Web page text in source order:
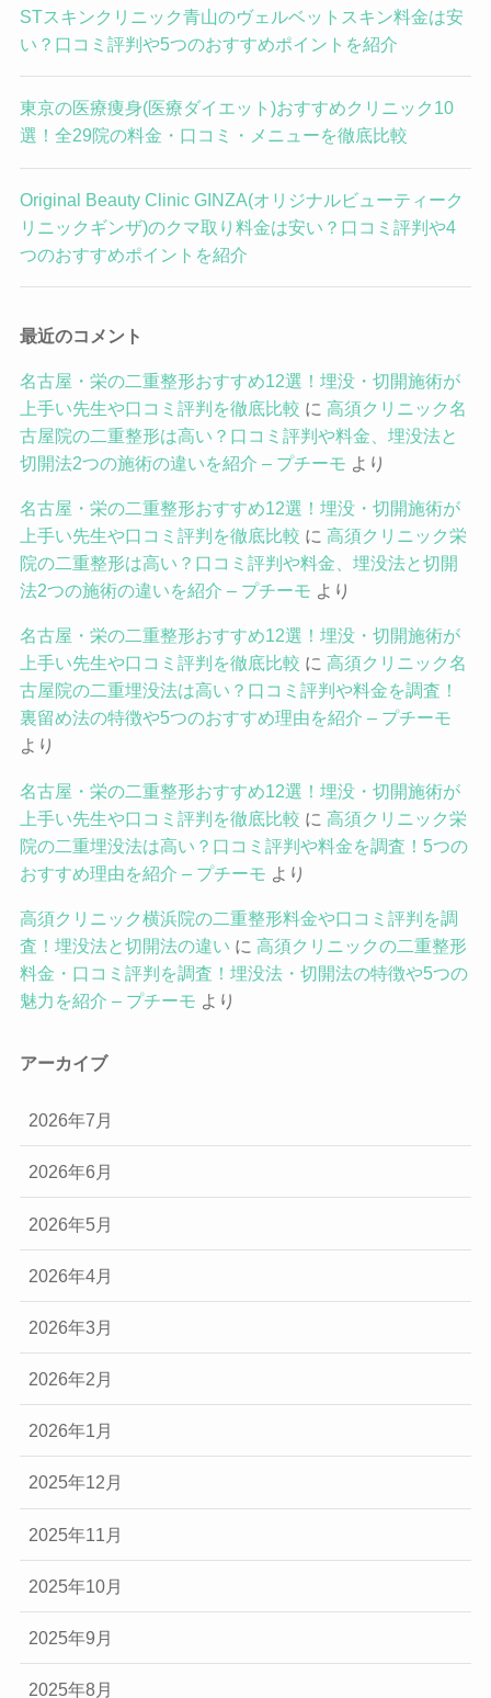
STスキンクリニック青山のヴェルベットスキン料金は安
い？口コミ評判や5つのおすすめポイントを紹介
東京の医療痩身(医療ダイエット)おすすめクリニック10
選！全29院の料金・口コミ・メニューを徹底比較
Original Beauty Clinic GINZA(オリジナルビューティーク
リニックギンザ)のクマ取り料金は安い？口コミ評判や4
つのおすすめポイントを紹介
最近のコメント
名古屋・栄の二重整形おすすめ12選！埋没・切開施術が
上手い先生や口コミ評判を徹底比較 に 高須クリニック名
古屋院の二重整形は高い？口コミ評判や料金、埋没法と
切開法2つの施術の違いを紹介 – プチーモ より
名古屋・栄の二重整形おすすめ12選！埋没・切開施術が
上手い先生や口コミ評判を徹底比較 に 高須クリニック栄
院の二重整形は高い？口コミ評判や料金、埋没法と切開
法2つの施術の違いを紹介 – プチーモ より
名古屋・栄の二重整形おすすめ12選！埋没・切開施術が
上手い先生や口コミ評判を徹底比較 に 高須クリニック名
古屋院の二重埋没法は高い？口コミ評判や料金を調査！
裏留め法の特徴や5つのおすすめ理由を紹介 – プチーモ
より
名古屋・栄の二重整形おすすめ12選！埋没・切開施術が
上手い先生や口コミ評判を徹底比較 に 高須クリニック栄
院の二重埋没法は高い？口コミ評判や料金を調査！5つの
おすすめ理由を紹介 – プチーモ より
高須クリニック横浜院の二重整形料金や口コミ評判を調
査！埋没法と切開法の違い に 高須クリニックの二重整形
料金・口コミ評判を調査！埋没法・切開法の特徴や5つの
魅力を紹介 – プチーモ より
アーカイブ
2026年7月
2026年6月
2026年5月
2026年4月
2026年3月
2026年2月
2026年1月
2025年12月
2025年11月
2025年10月
2025年9月
2025年8月